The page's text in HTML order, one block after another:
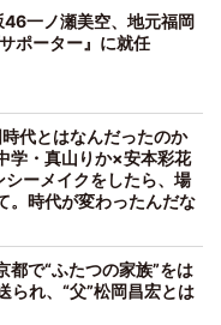
一ノ瀬美空、地元福岡
ポーター』に就任
代とはなんだったのか
学・真山りか×安本彩花
シーメイクをしたら、場
。時代が変わったんだな
都で“ふたつの家族”をは
られ、“父”松岡昌宏とは